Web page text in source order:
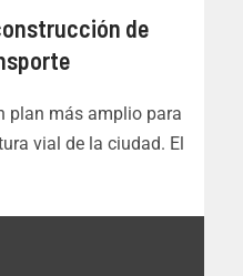
de
plan más amplio para
vial de la ciudad. El